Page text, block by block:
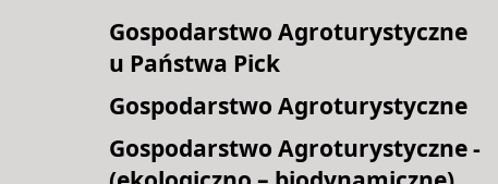
Gospodarstwo Agroturystyczne
u Państwa Pick
Gospodarstwo Agroturystyczne
Gospodarstwo Agroturystyczne -